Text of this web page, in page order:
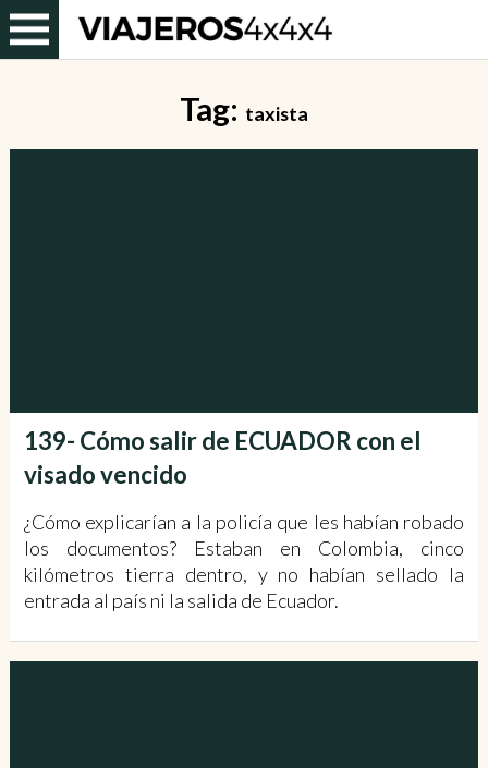
Tag: taxista
139- Cómo salir de ECUADOR con el
visado vencido
¿Cómo explicarían a la policía que les habían robado
los documentos? Estaban en Colombia, cinco
kilómetros tierra dentro, y no habían sellado la
entrada al país ni la salida de Ecuador.